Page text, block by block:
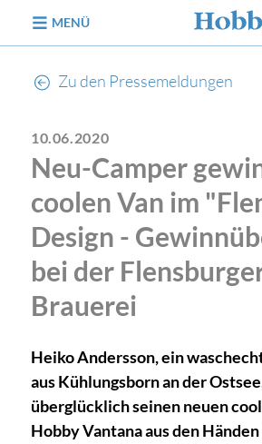
MENÜ
Zu den Pressemeldungen
10.06.2020
Neu-Camper
coolen Van im
Design -
bei der
Brauerei
Heiko Andersson, ein
aus Kühlungsborn an der
überglücklich seinen neuen
Hobby Vantana aus den